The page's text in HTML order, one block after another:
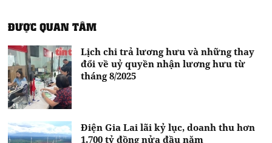
ĐƯỢC QUAN TÂM
Lịch chi trả lương hưu và những thay
đổi về uỷ quyền nhận lương hưu từ
tháng 8/2025
Điện Gia Lai lãi kỷ lục, doanh thu hơn
1.700 tỷ đồng nửa đầu năm